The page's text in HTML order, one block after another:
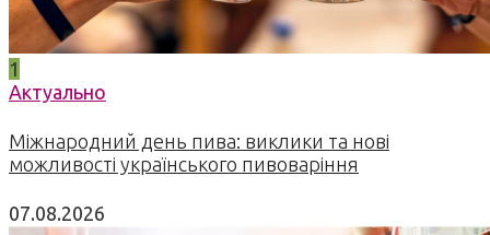
1
Актуально
Міжнародний день пива: виклики та нові
можливості українського пивоваріння
07.08.2026